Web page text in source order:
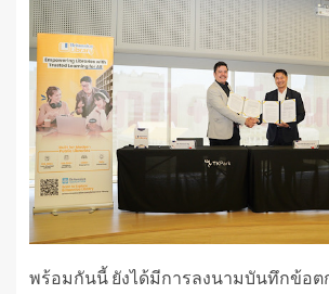
พร้อมกันนี้ ยังได้มีการลงนามบันทึกข้อต